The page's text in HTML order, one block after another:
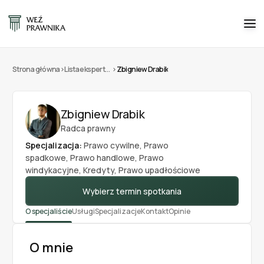
Strona główna> Lista ekspertów >Zbigniew Drabik
Zbigniew Drabik
Radca prawny
Specjalizacja: Prawo cywilne, Prawo
spadkowe, Prawo handlowe, Prawo
windykacyjne, Kredyty, Prawo upadłościowe
Wybierz termin spotkania
O specjaliścieUsługiSpecjalizacjeKontaktOpinie
O mnie